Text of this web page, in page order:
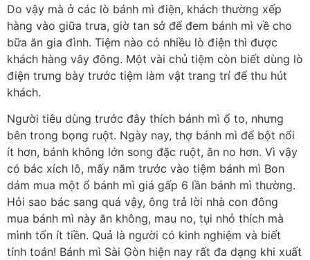
Do vậy mà ở các lò bánh mì điện, khách thường xếp
hàng vào giữa trưa, giờ tan sở để đem bánh mì về cho
bữa ăn gia đình. Tiệm nào có nhiều lò điện thì được
khách hàng vây đông. Một vài chủ tiệm còn biết dùng lò
điện trưng bày trước tiệm làm vật trang trí để thu hút
khách.
Người tiêu dùng trước đây thích bánh mì ổ to, nhưng
bên trong bọng ruột. Ngày nay, thợ bánh mì để bột nổi
ít hơn, bánh không lớn song đặc ruột, ăn no hơn. Vì vậy
có bác xích lô, mấy năm trước vào tiệm bánh mì Bon
dám mua một ổ bánh mì giá gấp 6 lần bánh mì thường.
Hỏi sao bác sang quá vậy, ông trả lời nhà con đông
mua bánh mì này ăn không, mau no, tụi nhỏ thích mà
mình tốn ít tiền. Quả là người có kinh nghiệm và biết
tính toán! Bánh mì Sài Gòn hiện nay rất đa dạng khi xuất